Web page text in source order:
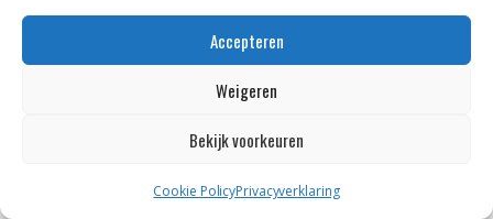
Accepteren
Weigeren
Bekijk voorkeuren
Cookie PolicyPrivacyverklaring
BEANTWOORDEN
Ik heb nieuwe dahlia knollen in
potten gezet, al bijna drie weken en
pot, maar wil ze nu in de volle grond